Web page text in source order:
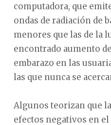
computadora, que
ondas de radiación de
menores que las de la
encontrado aumento
embarazo en las
las que nunca se
Algunos teorizan que
efectos negativos en